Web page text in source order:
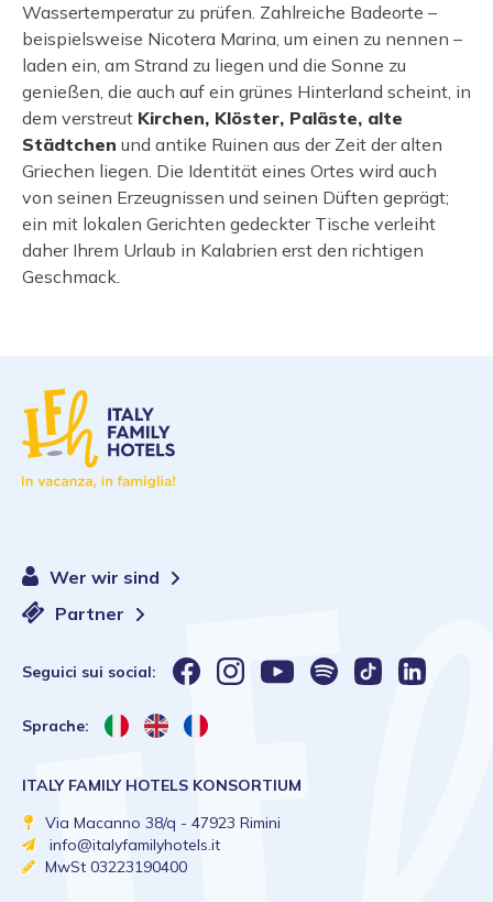
Wassertemperatur zu prüfen. Zahlreiche Badeorte –
beispielsweise Nicotera Marina, um einen zu nennen –
laden ein, am Strand zu liegen und die Sonne zu
genießen, die auch auf ein grünes Hinterland scheint, in
dem verstreut Kirchen, Klöster, Paläste, alte
Städtchen und antike Ruinen aus der Zeit der alten
Griechen liegen. Die Identität eines Ortes wird auch
von seinen Erzeugnissen und seinen Düften geprägt;
ein mit lokalen Gerichten gedeckter Tische verleiht
daher Ihrem Urlaub in Kalabrien erst den richtigen
Geschmack.
Wer wir sind
Partner
Seguici sui social:
Sprache:
ITALY FAMILY HOTELS KONSORTIUM
Via Macanno 38/q - 47923 Rimini
info@italyfamilyhotels.it
MwSt 03223190400